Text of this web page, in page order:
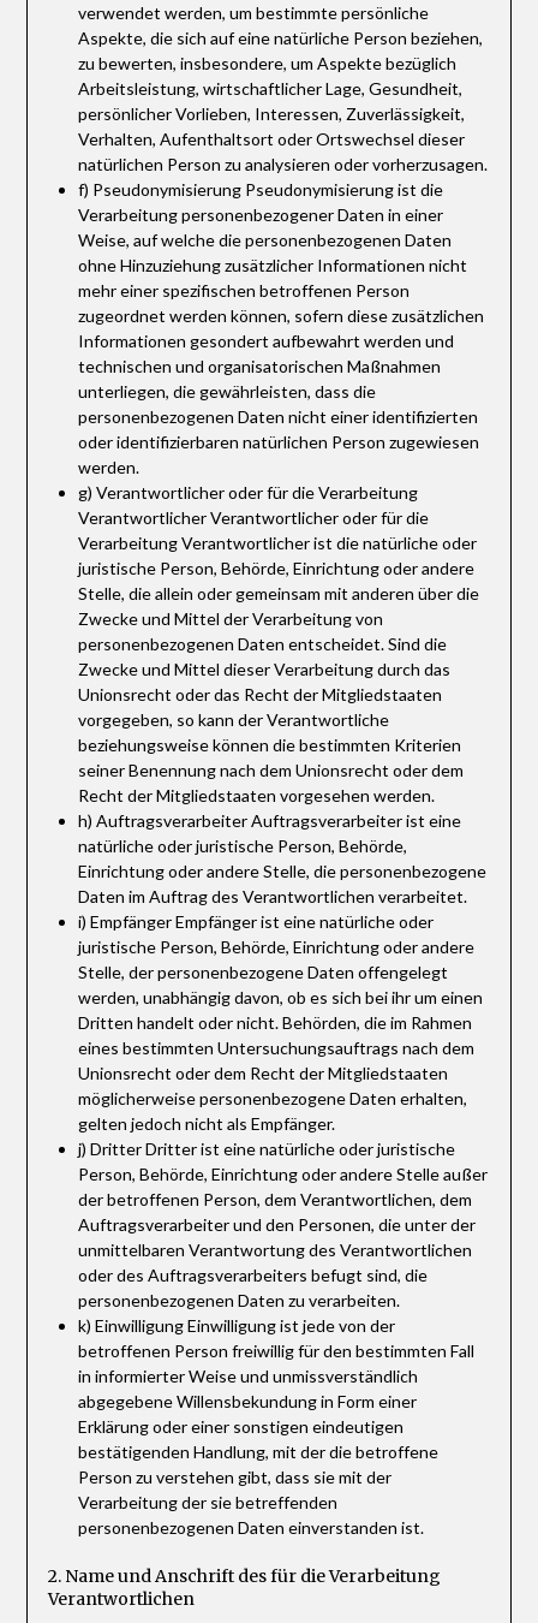
verwendet werden, um bestimmte persönliche
Aspekte, die sich auf eine natürliche Person beziehen,
zu bewerten, insbesondere, um Aspekte bezüglich
Arbeitsleistung, wirtschaftlicher Lage, Gesundheit,
persönlicher Vorlieben, Interessen, Zuverlässigkeit,
Verhalten, Aufenthaltsort oder Ortswechsel dieser
natürlichen Person zu analysieren oder vorherzusagen.
f) Pseudonymisierung Pseudonymisierung ist die
Verarbeitung personenbezogener Daten in einer
Weise, auf welche die personenbezogenen Daten
ohne Hinzuziehung zusätzlicher Informationen nicht
mehr einer spezifischen betroffenen Person
zugeordnet werden können, sofern diese zusätzlichen
Informationen gesondert aufbewahrt werden und
technischen und organisatorischen Maßnahmen
unterliegen, die gewährleisten, dass die
personenbezogenen Daten nicht einer identifizierten
oder identifizierbaren natürlichen Person zugewiesen
werden.
g) Verantwortlicher oder für die Verarbeitung
Verantwortlicher Verantwortlicher oder für die
Verarbeitung Verantwortlicher ist die natürliche oder
juristische Person, Behörde, Einrichtung oder andere
Stelle, die allein oder gemeinsam mit anderen über die
Zwecke und Mittel der Verarbeitung von
personenbezogenen Daten entscheidet. Sind die
Zwecke und Mittel dieser Verarbeitung durch das
Unionsrecht oder das Recht der Mitgliedstaaten
vorgegeben, so kann der Verantwortliche
beziehungsweise können die bestimmten Kriterien
seiner Benennung nach dem Unionsrecht oder dem
Recht der Mitgliedstaaten vorgesehen werden.
h) Auftragsverarbeiter Auftragsverarbeiter ist eine
natürliche oder juristische Person, Behörde,
Einrichtung oder andere Stelle, die personenbezogene
Daten im Auftrag des Verantwortlichen verarbeitet.
i) Empfänger Empfänger ist eine natürliche oder
juristische Person, Behörde, Einrichtung oder andere
Stelle, der personenbezogene Daten offengelegt
werden, unabhängig davon, ob es sich bei ihr um einen
Dritten handelt oder nicht. Behörden, die im Rahmen
eines bestimmten Untersuchungsauftrags nach dem
Unionsrecht oder dem Recht der Mitgliedstaaten
möglicherweise personenbezogene Daten erhalten,
gelten jedoch nicht als Empfänger.
j) Dritter Dritter ist eine natürliche oder juristische
Person, Behörde, Einrichtung oder andere Stelle außer
der betroffenen Person, dem Verantwortlichen, dem
Auftragsverarbeiter und den Personen, die unter der
unmittelbaren Verantwortung des Verantwortlichen
oder des Auftragsverarbeiters befugt sind, die
personenbezogenen Daten zu verarbeiten.
k) Einwilligung Einwilligung ist jede von der
betroffenen Person freiwillig für den bestimmten Fall
in informierter Weise und unmissverständlich
abgegebene Willensbekundung in Form einer
Erklärung oder einer sonstigen eindeutigen
bestätigenden Handlung, mit der die betroffene
Person zu verstehen gibt, dass sie mit der
Verarbeitung der sie betreffenden
personenbezogenen Daten einverstanden ist.
2. Name und Anschrift des für die Verarbeitung
Verantwortlichen